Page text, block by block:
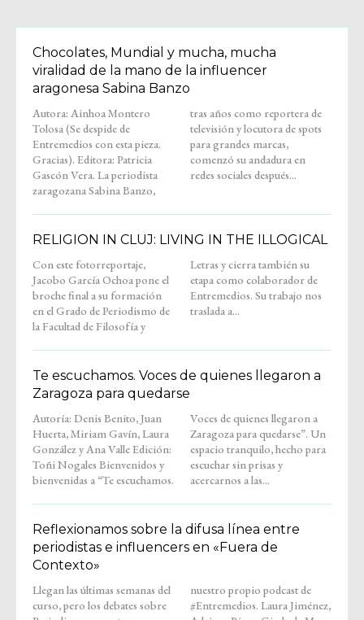
Chocolates, Mundial y mucha, mucha
viralidad de la mano de la influencer
aragonesa Sabina Banzo
Autora: Ainhoa Montero
Tolosa (Se despide de
Entremedios con esta pieza.
Gracias). Editora: Patricia
Gascón Vera. La periodista
zaragozana Sabina Banzo,
tras años como reportera de
televisión y locutora de spots
para grandes marcas,
comenzó su andadura en
redes sociales después...
RELIGION IN CLUJ: LIVING IN THE ILLOGICAL
Con este fotorreportaje,
Jacobo García Ochoa pone el
broche final a su formación
en el Grado de Periodismo de
la Facultad de Filosofía y
Letras y cierra también su
etapa como colaborador de
Entremedios. Su trabajo nos
traslada a...
Te escuchamos. Voces de quienes llegaron a
Zaragoza para quedarse
Autoría: Denis Benito, Juan
Huerta, Miriam Gavín, Laura
González y Ana Valle Edición:
Toñi Nogales Bienvenidos y
bienvenidas a “Te escuchamos.
Voces de quienes llegaron a
Zaragoza para quedarse”. Un
espacio tranquilo, hecho para
escuchar sin prisas y
acercarnos a las...
Reflexionamos sobre la difusa línea entre
periodistas e influencers en «Fuera de
Contexto»
Llegan las últimas semanas del
curso, pero los debates sobre
nuestro propio podcast de
#Entremedios. Laura Jiménez,